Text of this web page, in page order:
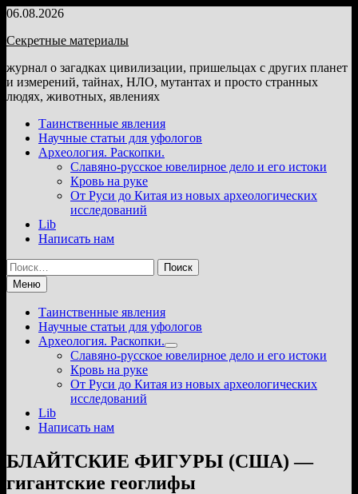
Перейти
содержимому
06.08.2026
Секретные материалы
журнал о загадках цивилизации, пришельцах с других планет
и измерений, тайнах, НЛО, мутантах и просто странных
людях, животных, явлениях
Таинственные явления
Научные статьи для уфологов
Археология. Раскопки.
Славяно-русское ювелирное дело и его истоки
Кровь на руке
От Руси до Китая из новых археологических
исследований
Lib
Написать нам
Найти:
Меню
Таинственные явления
Научные статьи для уфологов
Археология. Раскопки.
Показать
подменю
Славяно-русское ювелирное дело и его истоки
Кровь на руке
От Руси до Китая из новых археологических
исследований
Lib
Написать нам
БЛАЙТСКИЕ ФИГУРЫ (США) —
гигантские геоглифы